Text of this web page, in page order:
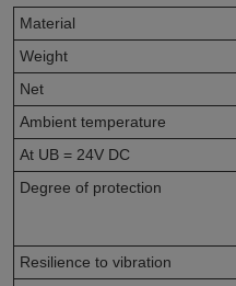
Material
Weight
Net
Ambient temperature
At UB = 24V DC
Degree of protection
Resilience to vibration